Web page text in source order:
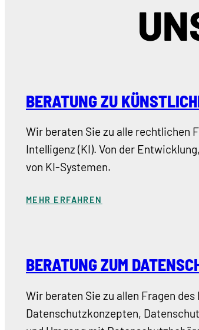
BERATUNG ZU
Wir beraten Sie zu alle rechtlichen
Intelligenz (KI). Von der
von KI-Systemen.
MEHR ERFAHREN
BERATUNG ZUM
Wir beraten Sie zu allen Fragen
Datenschutzkonzepten,